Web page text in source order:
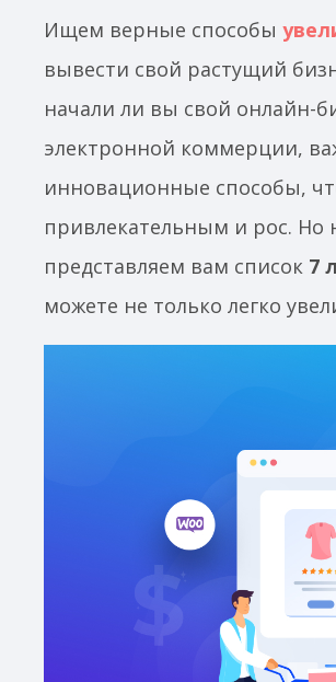
Ищем верные способы
вывести свой растущий
начали ли вы свой онлайн-
электронной коммерции,
инновационные способы,
привлекательным и рос. Но
представляем вам список 7
можете не только легко